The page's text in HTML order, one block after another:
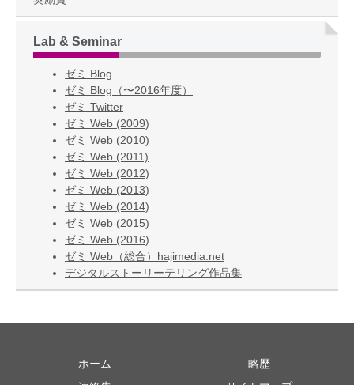
Lab & Seminar
ゼミ Blog
ゼミ Blog（〜2016年度）
ゼミ Twitter
ゼミ Web (2009)
ゼミ Web (2010)
ゼミ Web (2011)
ゼミ Web (2012)
ゼミ Web (2013)
ゼミ Web (2014)
ゼミ Web (2015)
ゼミ Web (2016)
ゼミ Web（総合）hajimedia.net
デジタルストーリーテリング作品集
ホーム
略歴